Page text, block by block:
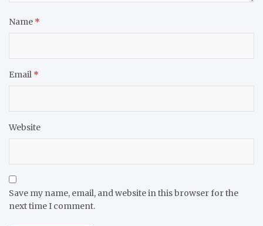
Name *
Email *
Website
Save my name, email, and website in this browser for the
next time I comment.